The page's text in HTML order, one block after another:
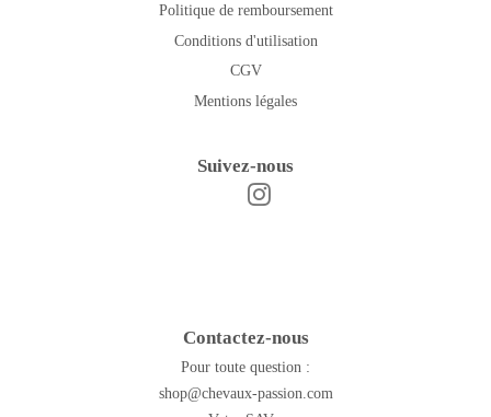
Politique de remboursement
Conditions d'utilisation
CGV
Mentions légales
Suivez-nous
Facebook
Contactez-nous
Pour toute question :
shop@chevaux-passion.com